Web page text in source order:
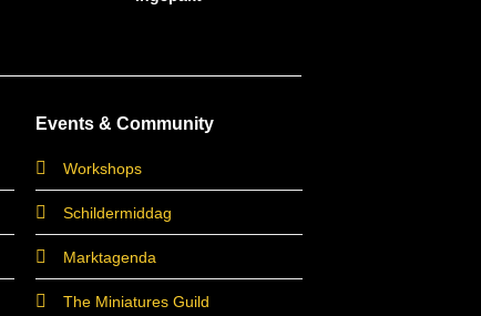
Events & Community
Workshops
Schildermiddag
Marktagenda
The Miniatures Guild